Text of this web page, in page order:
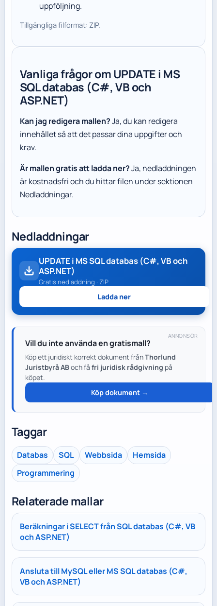
uppföljning.
Tillgängliga filformat: ZIP.
Vanliga frågor om UPDATE i MS
SQL databas (C#, VB och
ASP.NET)
Kan jag redigera mallen?Ja, du kan redigera
innehållet så att det passar dina uppgifter och
krav.
Är mallen gratis att ladda ner?Ja, nedladdningen
är kostnadsfri och du hittar filen under sektionen
Nedladdningar.
Nedladdningar
UPDATE i MS SQL databas (C#, VB och
ASP.NET)
Gratis nedladdning · ZIP
Ladda ner
ANNONSÖR
Vill du inte använda en gratismall?
Köp ett juridiskt korrekt dokument frånThorlund
Juristbyrå ABoch få fri juridisk rådgivning på
köpet.
Köp dokument →
Taggar
Databas SQL Webbsida
Hemsida
Programmering
Relaterade mallar
Beräkningar i SELECT från SQL databas (C#, VB
och ASP.NET)
Ansluta till MySQL eller MS SQL databas (C#,
VB och ASP.NET)